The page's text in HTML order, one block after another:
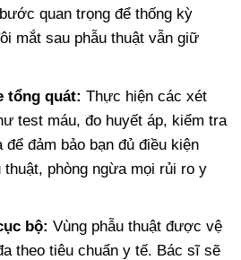
quan trọng để thống kỳ
mắt sau phẫu thuật vẫn giữ
tổng quát: Thực hiện các xét
test máu, đo huyết áp, kiểm tra
đảm bảo bạn đủ điều kiện
phòng ngừa mọi rủi ro y
bộ: Vùng phẫu thuật được vệ
theo tiêu chuẩn y tế. Bác sĩ sẽ